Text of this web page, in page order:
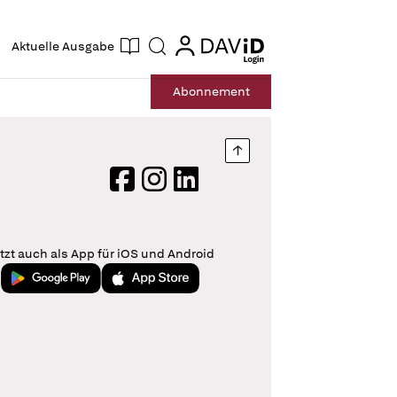
Aktuelle Ausgabe Suche login
login
Abonnement
Nach oben springen
FacebookInstagram
LinkedIn
auch als App für iOS und Android
Jetzt bei Google PlayLaden im App Store